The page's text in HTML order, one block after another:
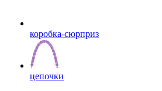
коробка-сюрприз
цепочки